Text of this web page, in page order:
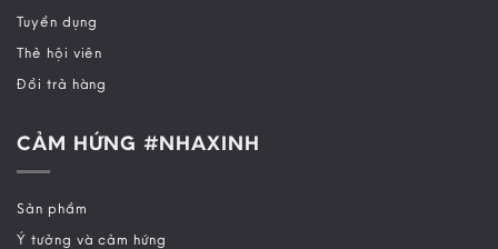
Tuyển dụng
Thẻ hội viên
Đổi trả hàng
CẢM HỨNG #NHAXINH
Sản phẩm
Ý tưởng và cảm hứng